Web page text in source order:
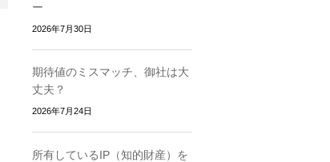
ー
2026年7月30日
期待値のミスマッチ、御社は大
丈夫？
2026年7月24日
所有しているIP（知的財産）を